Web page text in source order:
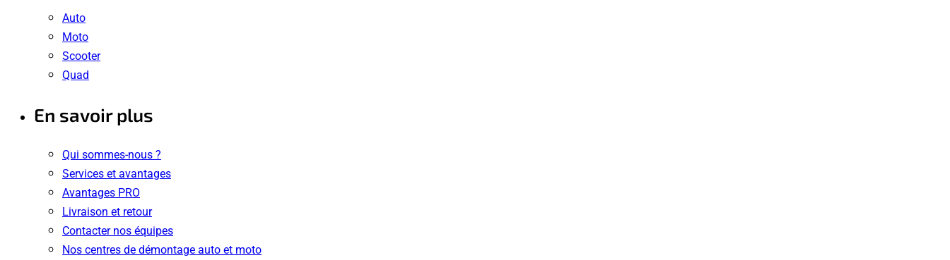
Auto
Moto
Scooter
Quad
En savoir plus
Qui sommes-nous ?
Services et avantages
Avantages PRO
Livraison et retour
Contacter nos équipes
Nos centres de démontage auto et moto